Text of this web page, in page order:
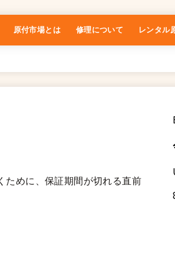
原付市場とは 修理について レンタル
ために、保証期間が切れる直前